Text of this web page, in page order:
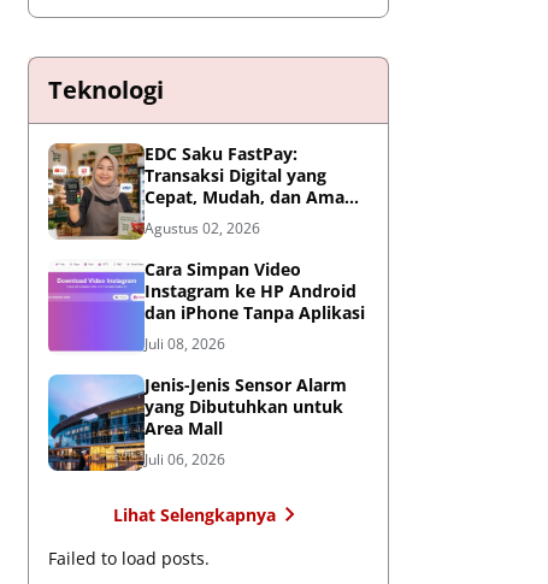
Teknologi
EDC Saku FastPay:
Transaksi Digital yang
Cepat, Mudah, dan Aman
untuk Bisnis
Agustus 02, 2026
Cara Simpan Video
Instagram ke HP Android
dan iPhone Tanpa Aplikasi
Juli 08, 2026
Jenis-Jenis Sensor Alarm
yang Dibutuhkan untuk
Area Mall
Juli 06, 2026
Lihat Selengkapnya
Failed to load posts.